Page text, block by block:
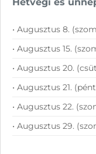
120 990Ft
hírleveles
• Augusztus 8.
• Augusztus 15.
• Augusztus 20.
• Augusztus 21.
• Augusztus 22.
• Augusztus 29.